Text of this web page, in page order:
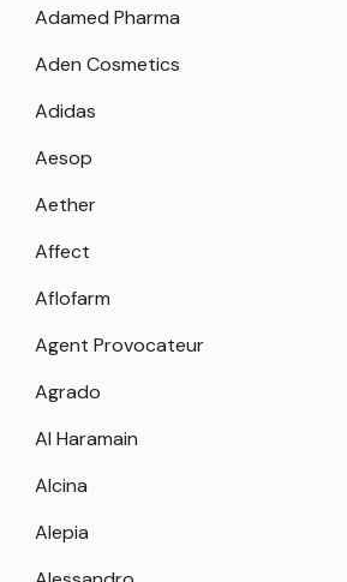
Adamed Pharma
Aden Cosmetics
Adidas
Aesop
Aether
Affect
Aflofarm
Agent Provocateur
Agrado
Al Haramain
Alcina
Alepia